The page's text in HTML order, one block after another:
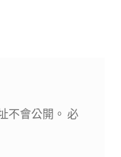
不會公開。 必